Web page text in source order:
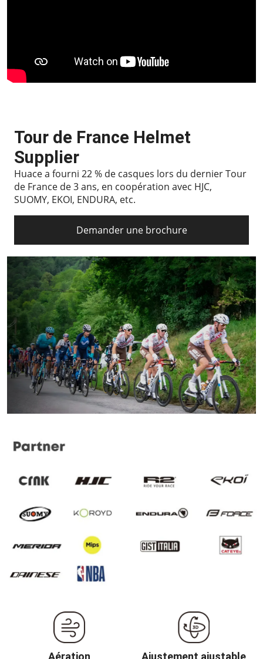
Tour de France Helmet
Supplier
Huace a fourni 22 % de casques lors du dernier Tour
de France de 3 ans, en coopération avec HJC,
SUOMY, EKOI, ENDURA, etc.
Demander une brochure
Aération Ajustement ajustable